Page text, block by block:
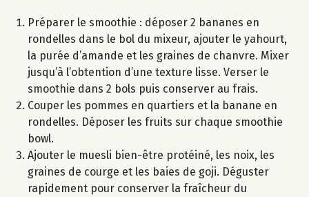
Préparer le smoothie : déposer 2 bananes en
rondelles dans le bol du mixeur, ajouter le yahourt,
la purée d’amande et les graines de chanvre. Mixer
jusqu’à l’obtention d’une texture lisse. Verser le
smoothie dans 2 bols puis conserver au frais.
Couper les pommes en quartiers et la banane en
rondelles. Déposer les fruits sur chaque smoothie
bowl.
Ajouter le muesli bien-être protéiné, les noix, les
graines de courge et les baies de goji. Déguster
rapidement pour conserver la fraîcheur du